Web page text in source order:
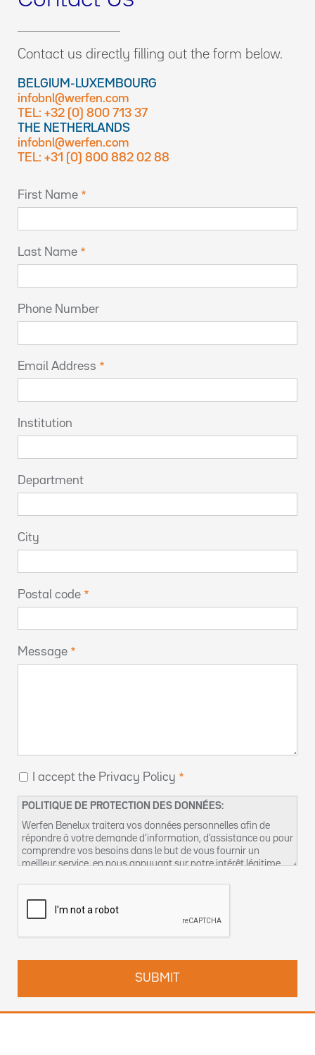
Contact us directly filling out the form below.
BELGIUM-LUXEMBOURG
infobnl@werfen.com
TEL: +32 (0) 800 713 37
THE NETHERLANDS
infobnl@werfen.com
TEL: +31 (0) 800 882 02 88
First Name
Last Name
Phone Number
Email Address
Institution
Department
City
Postal code
Message
I accept the Privacy Policy
POLITIQUE DE PROTECTION DES DONNÉES:
Werfen Benelux traitera vos données personnelles afin de
répondre à votre demande d’information, d’assistance ou pour
comprendre vos besoins dans le but de vous fournir un
meilleur service, en nous appuyant sur notre intérêt légitime
des données et comment exercer vos droits dans notre
Politique de confidentialité